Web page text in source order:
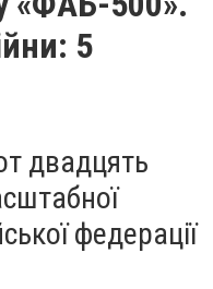
5
двадцять
федерації